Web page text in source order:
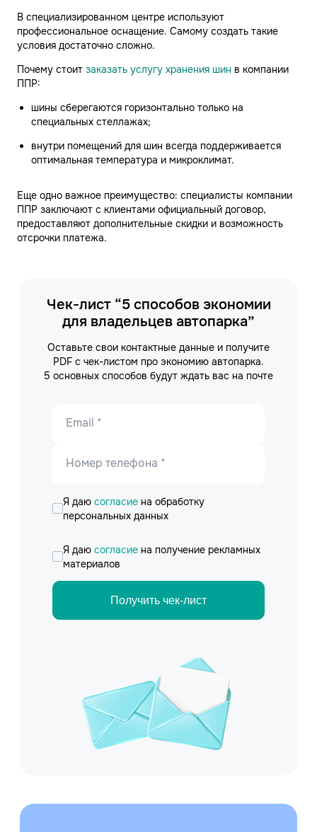
В специализированном центре используют
профессиональное оснащение. Самому создать такие
условия достаточно сложно.
Почему стоит заказать услугу хранения шин в компании
ППР:
шины сберегаются горизонтально только на
специальных стеллажах;
внутри помещений для шин всегда поддерживается
оптимальная температура и микроклимат.
Еще одно важное преимущество: специалисты компании
ППР заключают с клиентами официальный договор,
предоставляют дополнительные скидки и возможность
отсрочки платежа.
Чек-лист “5 способов экономии
для владельцев автопарка”
Оставьте свои контактные данные и получите
PDF с чек-листом про экономию автопарка.
5 основных способов будут ждать вас на почте
Email *
Номер телефона *
Я даю согласие на обработку
персональных данных
Я даю согласие на получение рекламных
материалов
Получить чек-лист